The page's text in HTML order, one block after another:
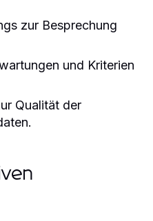
zur Besprechung
und Kriterien
Qualität der